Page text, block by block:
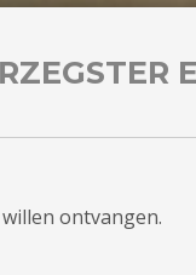
ontvangen.